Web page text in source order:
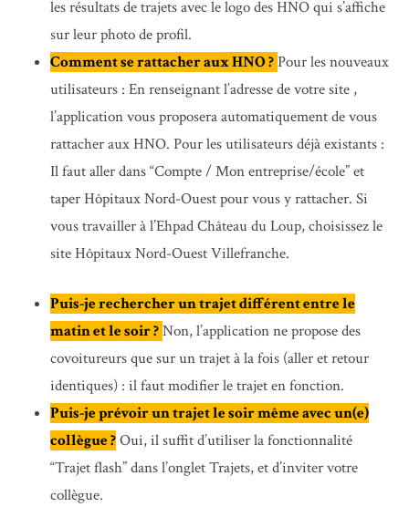
les résultats de trajets avec le logo des HNO qui s’affiche
sur leur photo de profil.
Comment se rattacher aux HNO ?Pour les nouveaux
utilisateurs : En renseignant l’adresse de votre site ,
l’application vous proposera automatiquement de vous
rattacher aux HNO. Pour les utilisateurs déjà existants :
Il faut aller dans “Compte / Mon entreprise/école” et
taper Hôpitaux Nord-Ouest pour vous y rattacher. Si
vous travailler à l’Ehpad Château du Loup, choisissez le
site Hôpitaux Nord-Ouest Villefranche.
Puis-je rechercher un trajet différent entre le
matin et le soir ?Non, l’application ne propose des
covoitureurs que sur un trajet à la fois (aller et retour
identiques) : il faut modifier le trajet en fonction.
Puis-je prévoir un trajet le soir même avec un(e)
collègue ?Oui, il suffit d’utiliser la fonctionnalité
“Trajet flash” dans l’onglet Trajets, et d’inviter votre
collègue.